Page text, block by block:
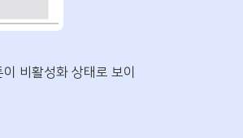
비활성화 상태로 보이